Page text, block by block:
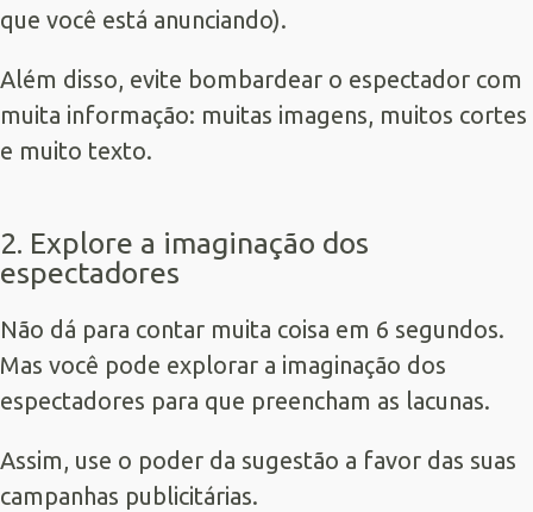
que você está anunciando).
Além disso, evite bombardear o espectador com
muita informação: muitas imagens, muitos cortes
e muito texto.
2. Explore a imaginação dos
espectadores
Não dá para contar muita coisa em 6 segundos.
Mas você pode explorar a imaginação dos
espectadores para que preencham as lacunas.
Assim, use o poder da sugestão a favor das suas
campanhas publicitárias.